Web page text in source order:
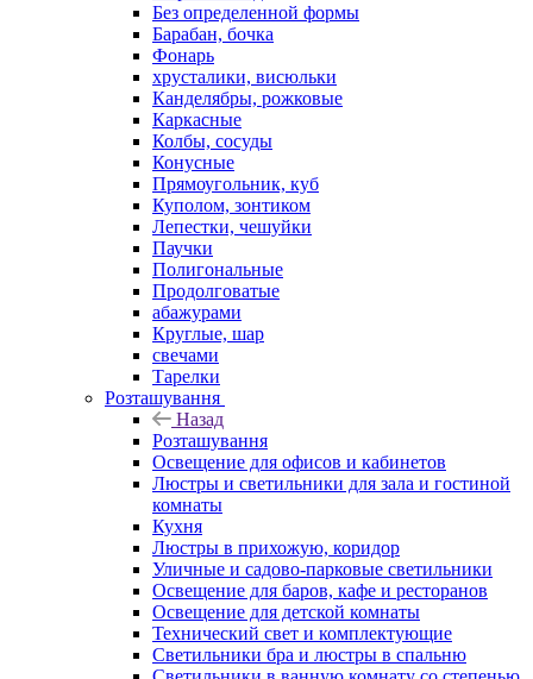
Без определенной формы
Барабан, бочка
Фонарь
хрусталики, висюльки
Канделябры, рожковые
Каркасные
Колбы, сосуды
Конусные
Прямоугольник, куб
Куполом, зонтиком
Лепестки, чешуйки
Паучки
Полигональные
Продолговатые
абажурами
Круглые, шар
свечами
Тарелки
Розташування
Назад
Розташування
Освещение для офисов и кабинетов
Люстры и светильники для зала и гостиной
комнаты
Кухня
Люстры в прихожую, коридор
Уличные и садово-парковые светильники
Освещение для баров, кафе и ресторанов
Освещение для детской комнаты
Технический свет и комплектующие
Светильники бра и люстры в спальню